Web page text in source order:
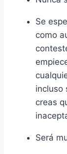
Se
como
incluso
creas
Será